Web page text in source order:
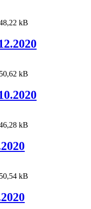
kB
kB
kB
kB